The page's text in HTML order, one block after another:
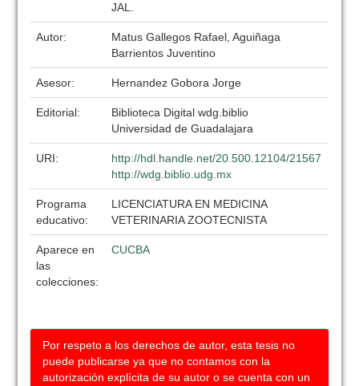
JAL.
Autor:
Matus Gallegos Rafael, Aguiñaga
Barrientos Juventino
Asesor: Hernandez Gobora Jorge
Editorial:
Biblioteca Digital wdg.biblio
Universidad de Guadalajara
URI:
http://hdl.handle.net/20.500.12104/21567
http://wdg.biblio.udg.mx
Programa
educativo:
LICENCIATURA EN MEDICINA
VETERINARIA ZOOTECNISTA
Aparece en
las
colecciones:
CUCBA
Por respeto a los derechos de autor, esta tesis no
puede publicarse ya que no contamos con la
autorización explícita de su autor o se cuenta con un